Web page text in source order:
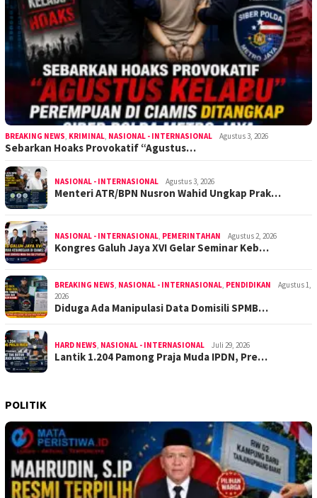
BREAKING NEWS KRIMINAL NASIONAL - INTERNASIONAL Agustus 3, 2026
Sebarkan Hoaks Provokatif “Agustus…
NASIONAL - INTERNASIONAL Agustus 3, 2026
Menteri ATR/BPN Nusron Wahid Ungkap Prak…
NASIONAL - INTERNASIONAL PEMERINTAHAN Agustus 2, 2026
Kongres Galuh Jaya XVI Gelar Seminar Keb…
BREAKING NEWS NASIONAL - INTERNASIONAL PENDIDIKAN
Agustus 1,
2026
Diduga Ada Manipulasi Data Domisili SPMB…
HARD NEWS NASIONAL - INTERNASIONAL Juli 29, 2026
Lantik 1.204 Pamong Praja Muda IPDN, Pre…
POLITIK